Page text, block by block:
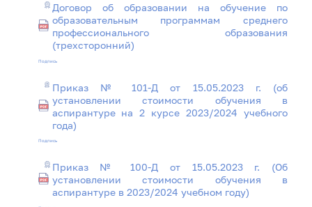
Договор об образовании на обучение по
образовательным программам среднего
профессионального образования
(трехсторонний)
Подпись
Приказ № 101-Д от 15.05.2023 г. (об
установлении стоимости обучения в
аспирантуре на 2 курсе 2023/2024 учебного
года)
Подпись
Приказ № 100-Д от 15.05.2023 г. (Об
установлении стоимости обучения в
аспирантуре в 2023/2024 учебном году)